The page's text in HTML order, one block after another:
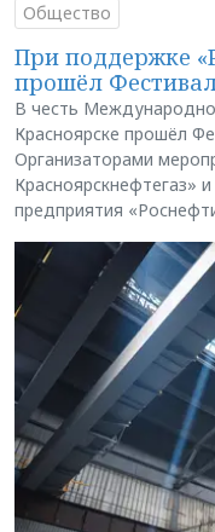
Общество
При поддержке
прошёл
В честь
Красноярске прошёл
Организаторами
предприятия